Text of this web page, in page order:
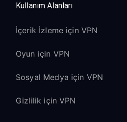
Kullanım Alanları
İçerik İzleme için VPN
Oyun için VPN
Sosyal Medya için VPN
Gizlilik için VPN